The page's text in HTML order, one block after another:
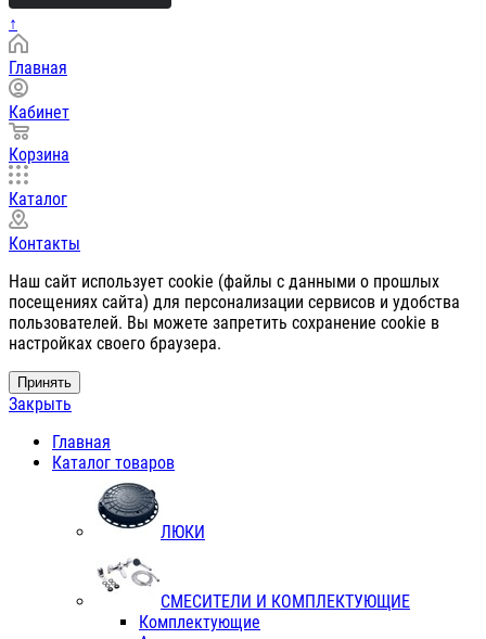
↑
Главная
Кабинет
Корзина
Каталог
Контакты
Наш сайт использует cookie (файлы с данными о прошлых
посещениях сайта) для персонализации сервисов и удобства
пользователей. Вы можете запретить сохранение cookie в
настройках своего браузера.
Принять
Закрыть
Главная
Каталог товаров
ЛЮКИ
СМЕСИТЕЛИ И КОМПЛЕКТУЮЩИЕ
Комплектующие